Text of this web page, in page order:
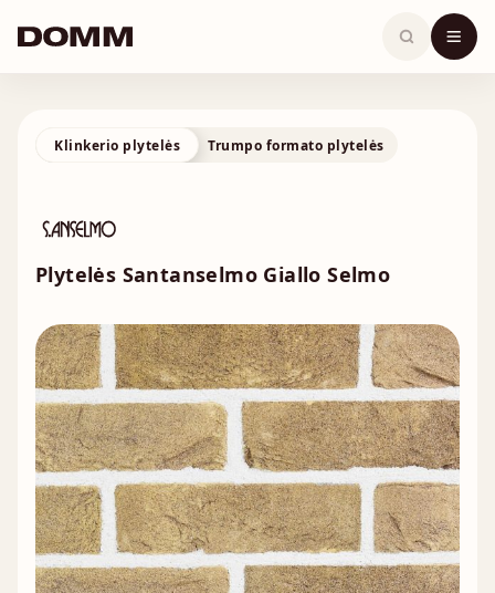
content
Klinkerio plytelės Trumpo formato plytelės
Plytelės Santanselmo Giallo Selmo